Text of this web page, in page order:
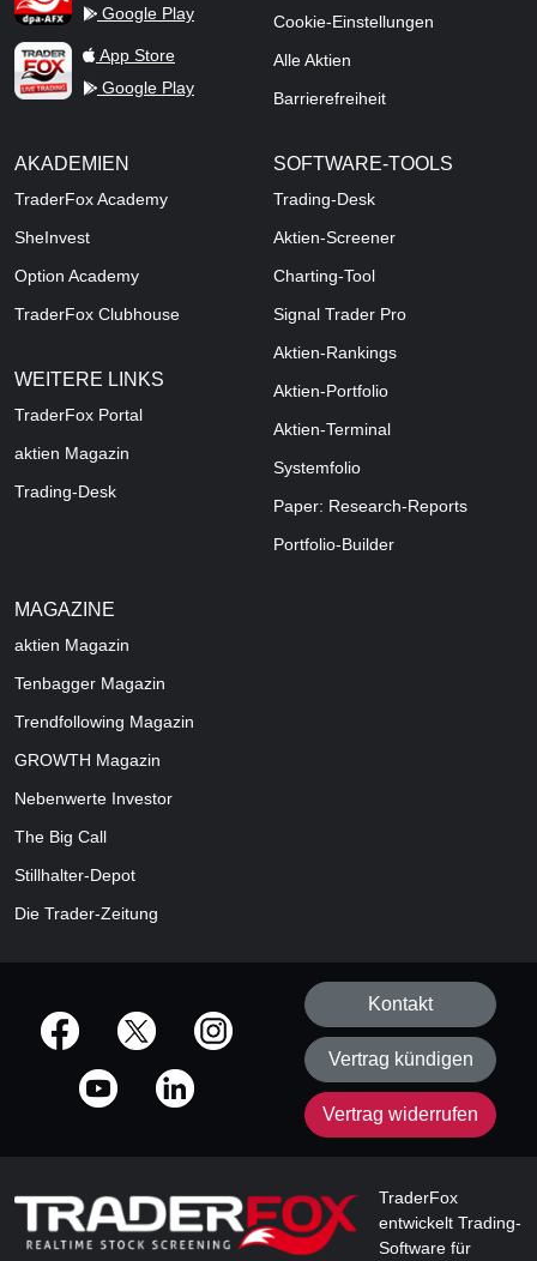
Google Play
TraderFox Live Trading
App Store
Google Play
Cookie-Einstellungen
Alle Aktien
Barrierefreiheit
AKADEMIEN
TraderFox Academy
SheInvest
Option Academy
TraderFox Clubhouse
WEITERE LINKS
TraderFox Portal
aktien Magazin
Trading-Desk
SOFTWARE-TOOLS
Trading-Desk
Aktien-Screener
Charting-Tool
Signal Trader Pro
Aktien-Rankings
Aktien-Portfolio
Aktien-Terminal
Systemfolio
Paper: Research-Reports
Portfolio-Builder
MAGAZINE
aktien Magazin
Tenbagger Magazin
Trendfollowing Magazin
GROWTH Magazin
Nebenwerte Investor
The Big Call
Stillhalter-Depot
Die Trader-Zeitung
offizielle Social Media-Accounts
Kontakt
Vertrag kündigen
Vertrag widerrufen
TraderFox
entwickelt Trading-
Software für